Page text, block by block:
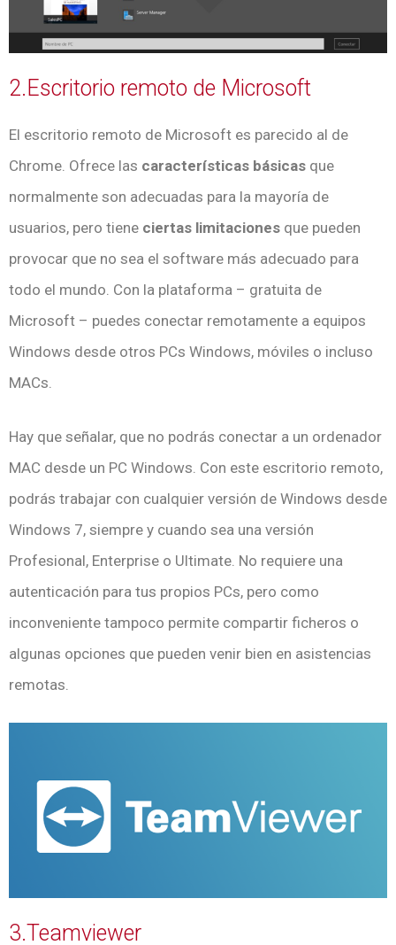
2.Escritorio remoto de Microsoft
El escritorio remoto de Microsoft es parecido al de
Chrome. Ofrece las características básicas que
normalmente son adecuadas para la mayoría de
usuarios, pero tiene ciertas limitaciones que pueden
provocar que no sea el software más adecuado para
todo el mundo. Con la plataforma – gratuita de
Microsoft – puedes conectar remotamente a equipos
Windows desde otros PCs Windows, móviles o incluso
MACs.
Hay que señalar, que no podrás conectar a un ordenador
MAC desde un PC Windows. Con este escritorio remoto,
podrás trabajar con cualquier versión de Windows desde
Windows 7, siempre y cuando sea una versión
Profesional, Enterprise o Ultimate. No requiere una
autenticación para tus propios PCs, pero como
inconveniente tampoco permite compartir ficheros o
algunas opciones que pueden venir bien en asistencias
remotas.
3.Teamviewer